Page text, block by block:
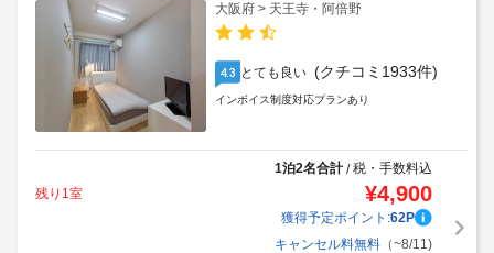
大阪府 > 天王寺・阿倍野
4.3 とても良い (クチコミ1933件)
インボイス制度対応プランあり
1泊2名合計/税・手数料込
残り1室
¥4,900
獲得予定ポイント:62P
キャンセル料無料（~8/11)